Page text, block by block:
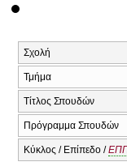
Σχολή
Τμήμα
Τίτλος Σπουδών
Πρόγραμμα Σπουδών
Κύκλος / Επίπεδο /